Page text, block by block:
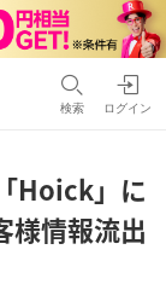
検索 ログイン
Hoick」に
様情報流出